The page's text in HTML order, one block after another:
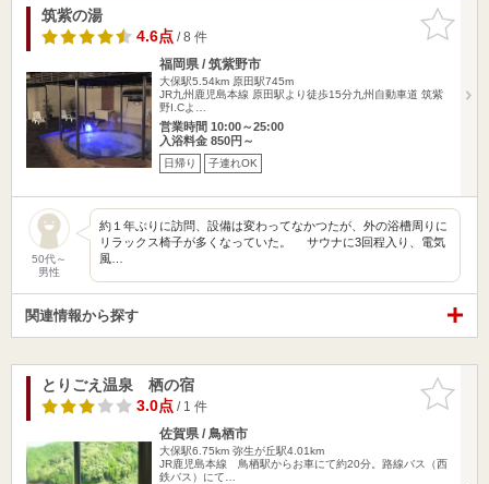
お気に入
りに追加
筑紫の湯
4.6点/ 8 件
福岡県 / 筑紫野市
大保駅5.54km 原田駅745m
JR九州鹿児島本線 原田駅より徒歩15分九州自動車道 筑紫
野I.Cよ…
営業時間 10:00～25:00
入浴料金 850円～
日帰り 子連れOK
50代～
男性
約１年ぶりに訪問、設備は変わってなかつたが、外の浴槽周りに
リラックス椅子が多くなっていた。 サウナに3回程入り、電気
風…
関連情報から探す
お気に入
りに追加
とりごえ温泉 栖の宿
3.0点/ 1 件
佐賀県 / 鳥栖市
大保駅6.75km 弥生が丘駅4.01km
JR鹿児島本線 鳥栖駅からお車にて約20分。路線バス（西
鉄バス）にて…